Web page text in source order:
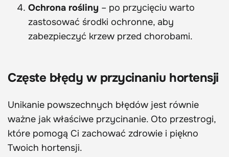
Ochrona rośliny – po przycięciu warto
zastosować środki ochronne, aby
zabezpieczyć krzew przed chorobami.
Częste błędy w przycinaniu hortensji
Unikanie powszechnych błędów jest równie
ważne jak właściwe przycinanie. Oto przestrogi,
które pomogą Ci zachować zdrowie i piękno
Twoich hortensji.